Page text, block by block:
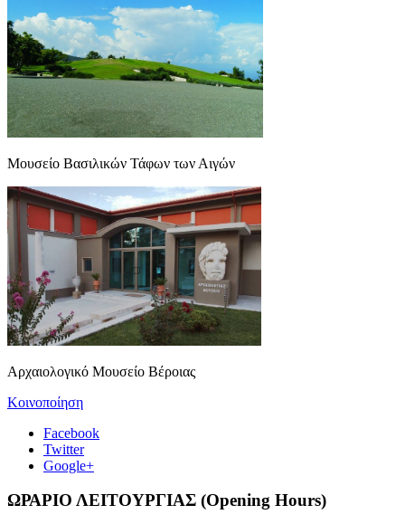
Μουσείο Βασιλικών Τάφων των Αιγών
Αρχαιολογικό Μουσείο Βέροιας
Κοινοποίηση
Facebook
Twitter
Google+
ΩΡΑΡΙΟ ΛΕΙΤΟΥΡΓΙΑΣ (Opening Hours)